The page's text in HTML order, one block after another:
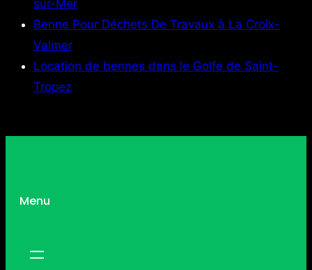
sur-Mer
Benne Pour Déchets De Travaux à La Croix-
Valmer
Location de bennes dans le Golfe de Saint-
Tropez
Menu